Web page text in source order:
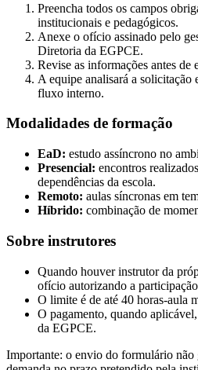
Preencha todos os campos
institucionais e pedagógicos.
Anexe o ofício assinado pelo
Diretoria da EGPCE.
Revise as informações antes de
A equipe analisará a solicitação
fluxo interno.
Modalidades de formação
EaD: estudo assíncrono no
Presencial: encontros
dependências da escola.
Remoto: aulas síncronas em
Híbrido: combinação de
Sobre instrutores
Quando houver instrutor da
ofício autorizando a
O limite é de até 40 horas-aula
O pagamento, quando
da EGPCE.
Importante: o envio do formulário não